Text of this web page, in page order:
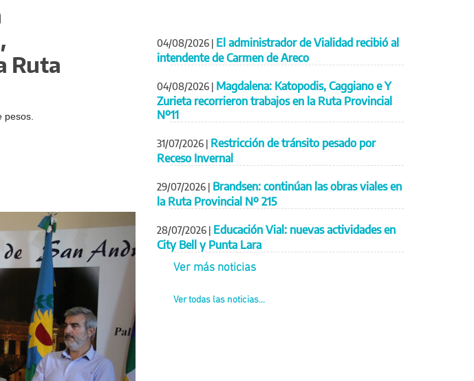
Ruta
pesos.
04/08/2026 | El administrador de Vialidad recibió al
intendente de Carmen de Areco
04/08/2026 | Magdalena: Katopodis, Caggiano e Y
Zurieta recorrieron trabajos en la Ruta Provincial
Nº11
31/07/2026 | Restricción de tránsito pesado por
Receso Invernal
29/07/2026 | Brandsen: continúan las obras viales en
la Ruta Provincial Nº 215
28/07/2026 | Educación Vial: nuevas actividades en
City Bell y Punta Lara
Ver más noticias
Ver todas las noticias...